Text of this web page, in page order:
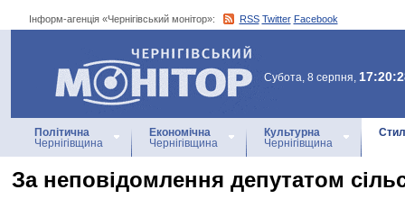
Інформ-агенція «Чернігівський монітор»: RSS Twitter Facebook
Інформ-агенція
«Чернігівський монітор»
Субота, 8 серпня,
Політична
Чернігівщина
Економічна
Чернігівщина
Культурна
Чернігівщина
За неповідомлення депутатом